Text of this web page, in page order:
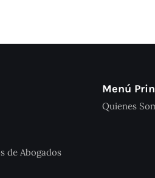
de Abogados
Menú
Quienes